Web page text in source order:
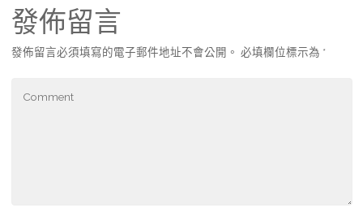
發佈留言
發佈留言必須填寫的電子郵件地址不會公開。 必填欄位標示為 *